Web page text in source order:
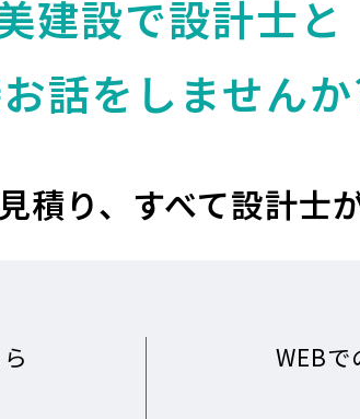
建設で設計士と
話をしませんか
積り、 すべて設計士
WEBで